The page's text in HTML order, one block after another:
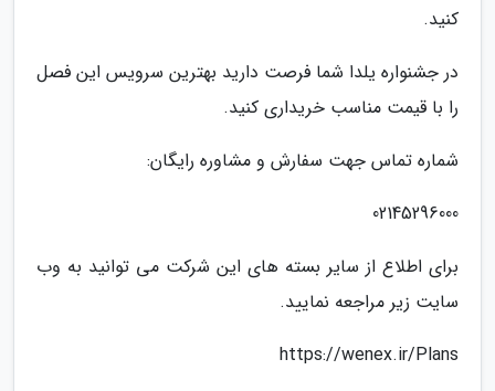
کنید.
در جشنواره یلدا شما فرصت دارید بهترین سرویس این فصل
را با قیمت مناسب خریداری کنید.
شماره تماس جهت سفارش و مشاوره رایگان:
02145296000
برای اطلاع از سایر بسته های این شرکت می توانید به وب
سایت زیر مراجعه نمایید.
https://wenex.ir/Plans